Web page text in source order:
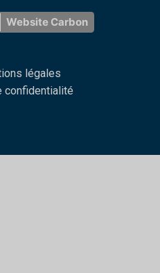
Website Carbon
légales
confidentialité